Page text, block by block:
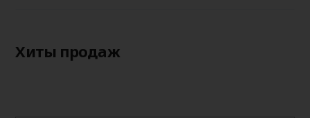
Хиты продаж